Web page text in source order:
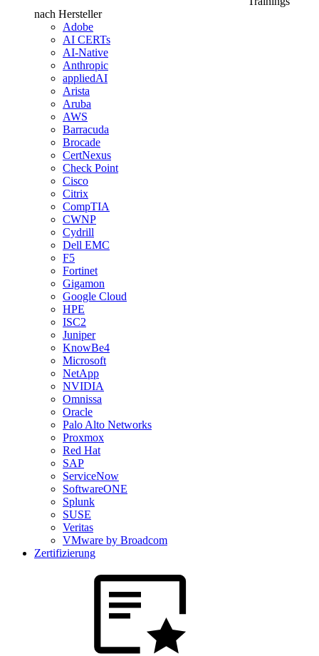
nach Hersteller
Adobe
AI CERTs
AI-Native
Anthropic
appliedAI
Arista
Aruba
AWS
Barracuda
Brocade
CertNexus
Check Point
Cisco
Citrix
CompTIA
CWNP
Cydrill
Dell EMC
F5
Fortinet
Gigamon
Google Cloud
HPE
ISC2
Juniper
KnowBe4
Microsoft
NetApp
NVIDIA
Omnissa
Oracle
Palo Alto Networks
Proxmox
Red Hat
SAP
ServiceNow
SoftwareONE
Splunk
SUSE
Veritas
VMware by Broadcom
Zertifizierung